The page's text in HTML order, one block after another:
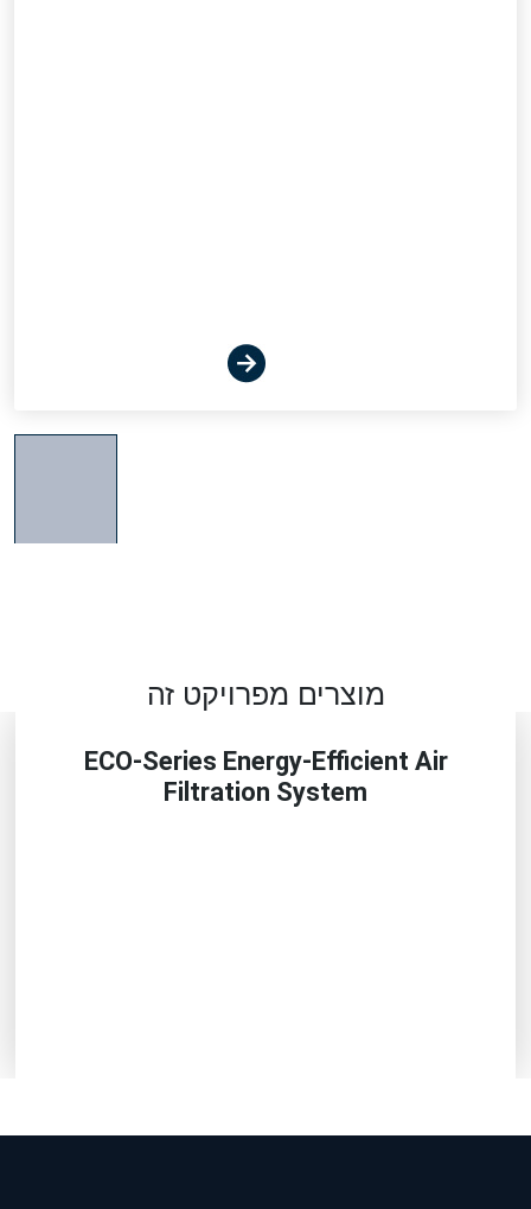
מוצרים מפרויקט זה
ECO-Series Energy-Efficient Air
Filtration System